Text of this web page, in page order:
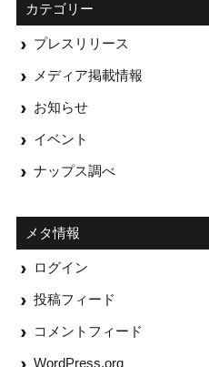
カテゴリー
プレスリリース
メディア掲載情報
お知らせ
イベント
ナップス調べ
メタ情報
ログイン
投稿フィード
コメントフィード
WordPress.org